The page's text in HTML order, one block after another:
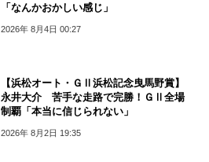
「なんかおかしい感じ」
2026年 8月4日 00:27
【浜松オート・ＧⅡ浜松記念曳馬野賞】
永井大介 苦手な走路で完勝！ＧⅡ全場
制覇「本当に信じられない」
2026年 8月2日 19:35